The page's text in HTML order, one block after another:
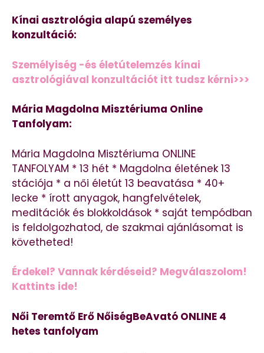
Kínai asztrológia alapú személyes
konzultáció:
Személyiség -és életútelemzés kínai
asztrológiával konzultációt itt tudsz kérni>>>
Mária Magdolna Misztériuma Online
Tanfolyam:
Mária Magdolna Misztériuma ONLINE
TANFOLYAM * 13 hét * Magdolna életének 13
stációja * a női életút 13 beavatása * 40+
lecke * írott anyagok, hangfelvételek,
meditációk és blokkoldások * saját tempódban
is feldolgozhatod, de szakmai ajánlásomat is
követheted!
Érdekel? Vannak kérdéseid? Megválaszolom!
Kattints ide!
Női Teremtő Erő NőiségBeAvató ONLINE 4
hetes tanfolyam